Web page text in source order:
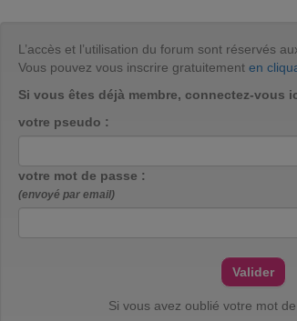
L’accès et l’utilisation du forum sont réservés
Vous pouvez vous inscrire gratuitement en
Si vous êtes déjà membre, connectez-vous
votre pseudo :
votre mot de passe :
(envoyé par email)
Si vous avez oublié votre mot de